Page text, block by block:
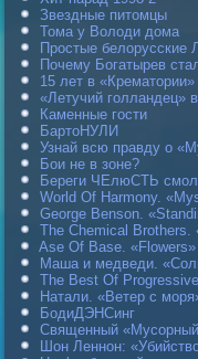
Звездные питомцы
Тома у Володи дома
Простые белорусские
Почему Богатырев
15 лет в «Крематории»
«Летучий голландец»
Каменные гости
БартоНУЛИ
Узнай всю правду о
Бои не в зоне?
Береги ЧЕлюСТЬ
World Of Harmony.
George Benson.
The Chemical Brothers.
Ase Of Base. «Flowers»
Маша и медведи.
The Best Of
Натали. «Ветер с
БодиДЭНСинг
Священный
Шон Леннон: